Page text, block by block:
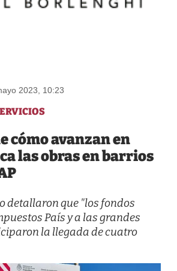
2023, 10:23
cómo avanzan en
las obras en barrios
detallaron que "los fondos
País y a las grandes
la llegada de cuatro